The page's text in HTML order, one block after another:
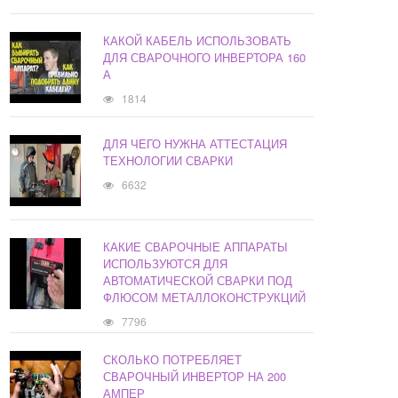
КАКОЙ КАБЕЛЬ ИСПОЛЬЗОВАТЬ
ДЛЯ СВАРОЧНОГО ИНВЕРТОРА 160
А
1814
ДЛЯ ЧЕГО НУЖНА АТТЕСТАЦИЯ
ТЕХНОЛОГИИ СВАРКИ
6632
КАКИЕ СВАРОЧНЫЕ АППАРАТЫ
ИСПОЛЬЗУЮТСЯ ДЛЯ
АВТОМАТИЧЕСКОЙ СВАРКИ ПОД
ФЛЮСОМ МЕТАЛЛОКОНСТРУКЦИЙ
7796
СКОЛЬКО ПОТРЕБЛЯЕТ
СВАРОЧНЫЙ ИНВЕРТОР НА 200
АМПЕР